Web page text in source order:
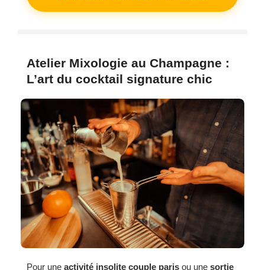
Atelier Mixologie au Champagne :
L’art du cocktail signature chic
Pour une activité insolite couple paris ou une sortie